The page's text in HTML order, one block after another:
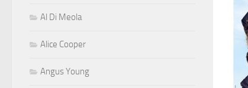
Al Di Meola
Alice Cooper
Angus Young